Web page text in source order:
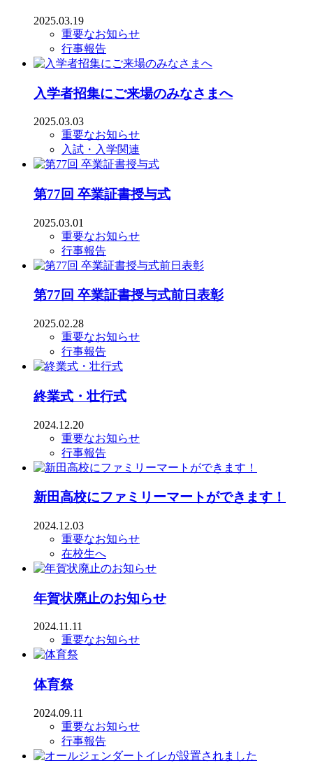
2025.03.19
重要なお知らせ
行事報告
入学者招集にご来場のみなさまへ
2025.03.03
重要なお知らせ
入試・入学関連
第77回 卒業証書授与式
2025.03.01
重要なお知らせ
行事報告
第77回 卒業証書授与式前日表彰
2025.02.28
重要なお知らせ
行事報告
終業式・壮行式
2024.12.20
重要なお知らせ
行事報告
新田高校にファミリーマートができます！
2024.12.03
重要なお知らせ
在校生へ
年賀状廃止のお知らせ
2024.11.11
重要なお知らせ
体育祭
2024.09.11
重要なお知らせ
行事報告